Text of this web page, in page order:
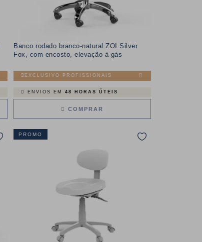
Banco rodado branco-natural ZOI Silver
Fox, com encosto, elevação à gás
EXCLUSIVO PROFISSIONAIS
ENVIOS EM48 HORAS ÚTEIS
COMPRAR
PROMO